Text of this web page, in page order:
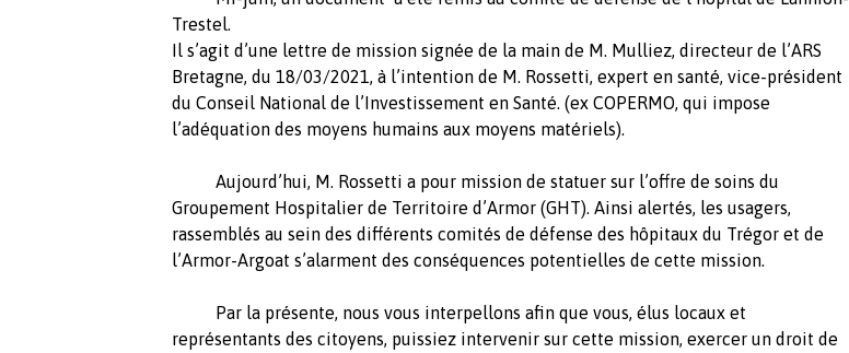
Trestel.
Il s’agit d’une lettre de mission signée de la main de M. Mulliez, directeur de l’ARS
Bretagne, du 18/03/2021, à l’intention de M. Rossetti, expert en santé, vice-président
du Conseil National de l’Investissement en Santé. (ex COPERMO, qui impose
l’adéquation des moyens humains aux moyens matériels).
Aujourd’hui, M. Rossetti a pour mission de statuer sur l’offre de soins du
Groupement Hospitalier de Territoire d’Armor (GHT). Ainsi alertés, les usagers,
rassemblés au sein des différents comités de défense des hôpitaux du Trégor et de
l’Armor-Argoat s’alarment des conséquences potentielles de cette mission.
Par la présente, nous vous interpellons afin que vous, élus locaux et
représentants des citoyens, puissiez intervenir sur cette mission, exercer un droit de